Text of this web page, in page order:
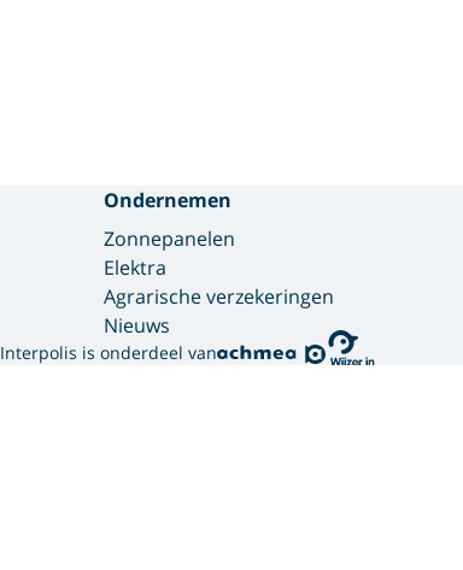
Ondernemen
Zonnepanelen
Elektra
Agrarische verzekeringen
Nieuws
Interpolis is onderdeel van